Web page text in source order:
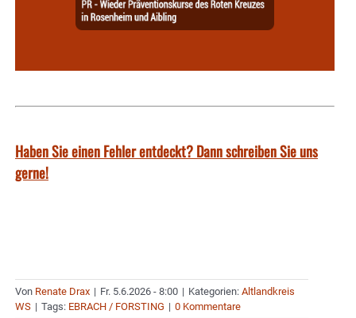
Haben Sie einen Fehler entdeckt? Dann schreiben Sie uns
gerne!
Von Renate Drax | Fr. 5.6.2026 - 8:00 | Kategorien: Altlandkreis
WS | Tags: EBRACH / FORSTING | 0 Kommentare